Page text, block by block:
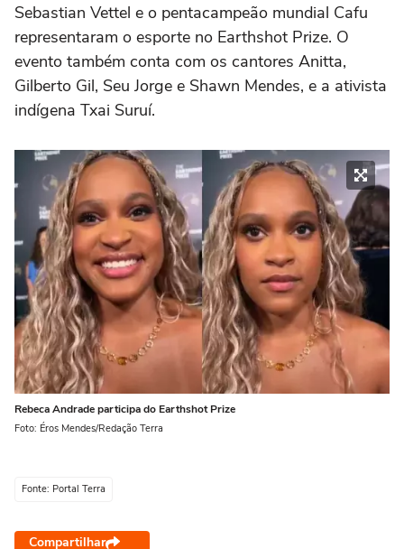
Sebastian Vettel e o pentacampeão mundial Cafu
representaram o esporte no Earthshot Prize. O
evento também conta com os cantores Anitta,
Gilberto Gil, Seu Jorge e Shawn Mendes, e a ativista
indígena Txai Suruí.
Rebeca Andrade participa do Earthshot Prize
Foto: Éros Mendes/Redação Terra
Fonte: Portal Terra
Compartilhar